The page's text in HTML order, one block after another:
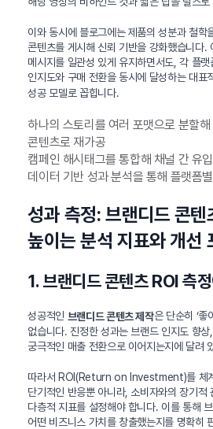
이와 동시에 블로그에는 제품의 성분과 철학
콘텐츠를 게시해 신뢰 기반을 강화했습니다.
메시지를 일관성 있게 유지하면서도, 각 플랫
인지도와 구매 전환을 동시에 달성하는 대표
성공 모델로 꼽힙니다.
하나의 스토리를 여러 포맷으로 분할
콘텐츠로 재가공
캠페인 해시태그를 통합해 채널 간 유
데이터 기반 성과 분석을 통해 플랫폼
성과 측정: 브랜디드 콘텐
높이는 분석 지표와 개선
1. 브랜디드 콘텐츠 ROI 측
성공적인 브랜디드 콘텐츠 제작은 단순히 ‘좋
없습니다. 진정한 성과는 브랜드 인지도 향
궁극적인 매출 전환으로 이어지는지에 달려
따라서 ROI(Return on Investment)를 체
단기적인 반응뿐 아니라, 소비자와의 장기적
다층적 지표를 설정해야 합니다. 이를 통해
어떤 비즈니스 가치를 창출했는지를 명확히